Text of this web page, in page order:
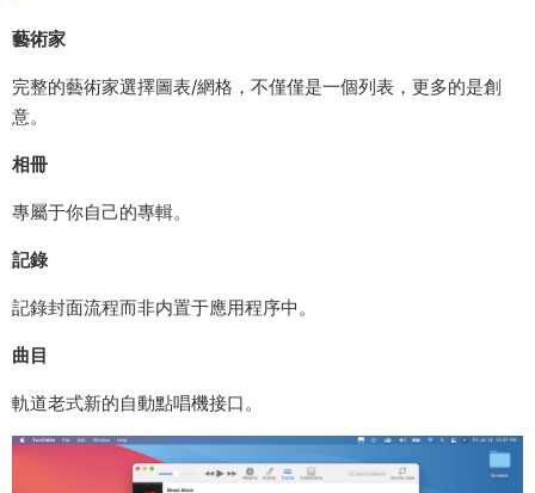
藝術家
完整的藝術家選擇圖表/網格，不僅僅是一個列表，更多的是創
意。
相冊
專屬于你自己的專輯。
記錄
記錄封面流程而非内置于應用程序中。
曲目
軌道老式新的自動點唱機接口。